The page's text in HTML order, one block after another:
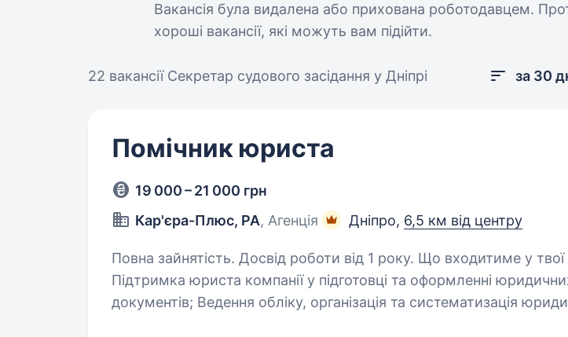
Вакансія була видалена або прихована роботодавцем.
хороші вакансії, які можуть вам підійти.
22 вакансії Секретар судового засідання у Дніпрі за 30
Помічник юриста
19 000 – 21 000 грн
Кар'єра-Плюс, РА, Агенція Дніпро, 6,5 км від центру
Повна зайнятість. Досвід роботи від 1 року. Що входитиме у твої обов’язки:
Підтримка юриста компанії у підготовці та оформленні
документів; Ведення обліку, організація та систематизація юридичної